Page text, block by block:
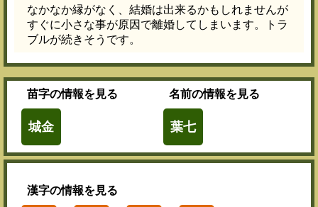
なかなか縁がなく、結婚は出来るかもしれませんが
すぐに小さな事が原因で離婚してしまいます。トラ
ブルが続きそうです。
苗字の情報を見る
城金
名前の情報を見る
葉七
漢字の情報を見る